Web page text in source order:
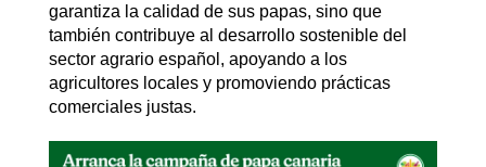
garantiza la calidad de sus papas, sino que
también contribuye al desarrollo sostenible del
sector agrario español, apoyando a los
agricultores locales y promoviendo prácticas
comerciales justas.